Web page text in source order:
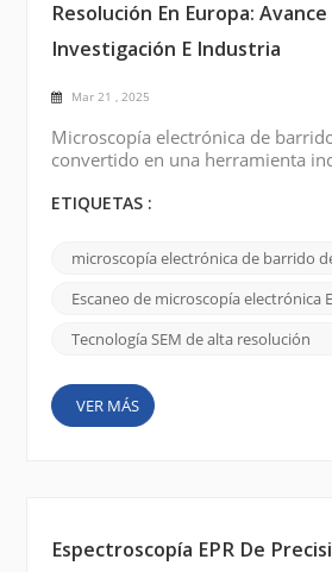
Resolución En Europa: Avance
Investigación E Industria
Mar 21 , 2025
Microscopía electrónica de
convertido en una herramienta
permite a los investigadores
SEM de alta resolución , en
revolucionado la ciencia de los
ciencias de la vida e
ETIQUETAS :
microscopía electrónica de barrido
Escaneo de microscopía electrónica
Tecnología SEM de alta resolución
VER MÁS
Espectroscopía EPR De